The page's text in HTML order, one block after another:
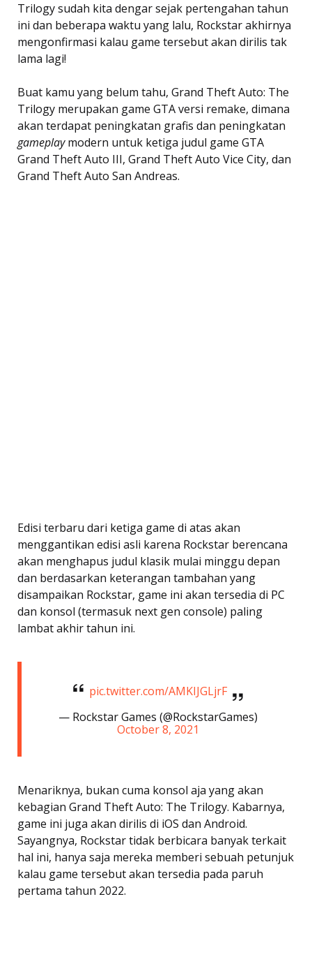
Trilogy sudah kita dengar sejak pertengahan tahun
ini dan beberapa waktu yang lalu, Rockstar akhirnya
mengonfirmasi kalau game tersebut akan dirilis tak
lama lagi!
Buat kamu yang belum tahu, Grand Theft Auto: The
Trilogy merupakan game GTA versi remake, dimana
akan terdapat peningkatan grafis dan peningkatan
gameplaymodern untuk ketiga judul game GTA 
Grand Theft Auto III, Grand Theft Auto Vice City, dan
Grand Theft Auto San Andreas.
Edisi terbaru dari ketiga game di atas akan
menggantikan edisi asli karena Rockstar berencana
akan menghapus judul klasik mulai minggu depan
dan berdasarkan keterangan tambahan yang
disampaikan Rockstar, game ini akan tersedia di PC
dan konsol (termasuk next gen console) paling
lambat akhir tahun ini.
pic.twitter.com/AMKIJGLjrF
— Rockstar Games (@RockstarGames)
October 8, 2021
Menariknya, bukan cuma konsol aja yang akan
kebagian Grand Theft Auto: The Trilogy. Kabarnya,
game ini juga akan dirilis di iOS dan Android.
Sayangnya, Rockstar tidak berbicara banyak terkait
hal ini, hanya saja mereka memberi sebuah petunjuk
kalau game tersebut akan tersedia pada paruh
pertama tahun 2022.